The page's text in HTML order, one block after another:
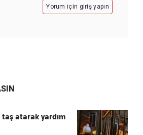
Yorum için giriş yapın
atarak yardım